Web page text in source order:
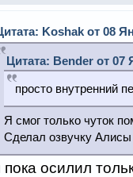
Koshak от 08
Цитата: Bender от 07
просто внутренний
Я смог только чуток
Сделал озвучку
пока осилил